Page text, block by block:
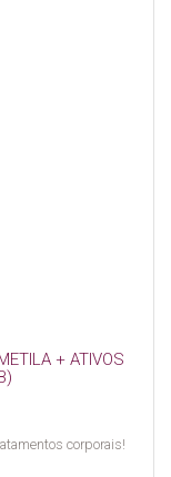
+ ATIVOS
corporais!